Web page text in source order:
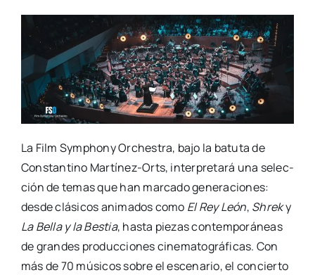
La Film Symphony Orches­tra, bajo la batu­ta de
Cons­tan­tino Mar­­tí­­nez-Orts, inter­pre­ta­rá una selec­
ción de temas que han mar­ca­do gene­ra­cio­nes:
des­de clá­si­cos ani­ma­dos como El Rey León, Shreky
La Bella y la Bes­tia, has­ta pie­zas con­tem­po­rá­neas
de gran­des pro­duc­cio­nes cine­ma­to­grá­fi­cas. Con
más de 70 músi­cos sobre el esce­na­rio, el con­cier­to